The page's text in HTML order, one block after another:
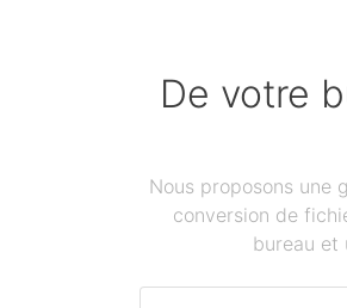
De votre
Nous proposons une
conversion de
bureau et